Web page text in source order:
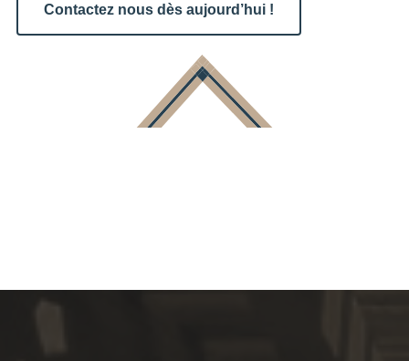
Contactez nous dès aujourd’hui !